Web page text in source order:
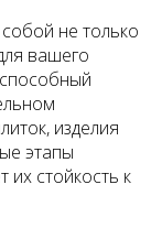
не только
вашего
изделия
этапы
их стойкость к